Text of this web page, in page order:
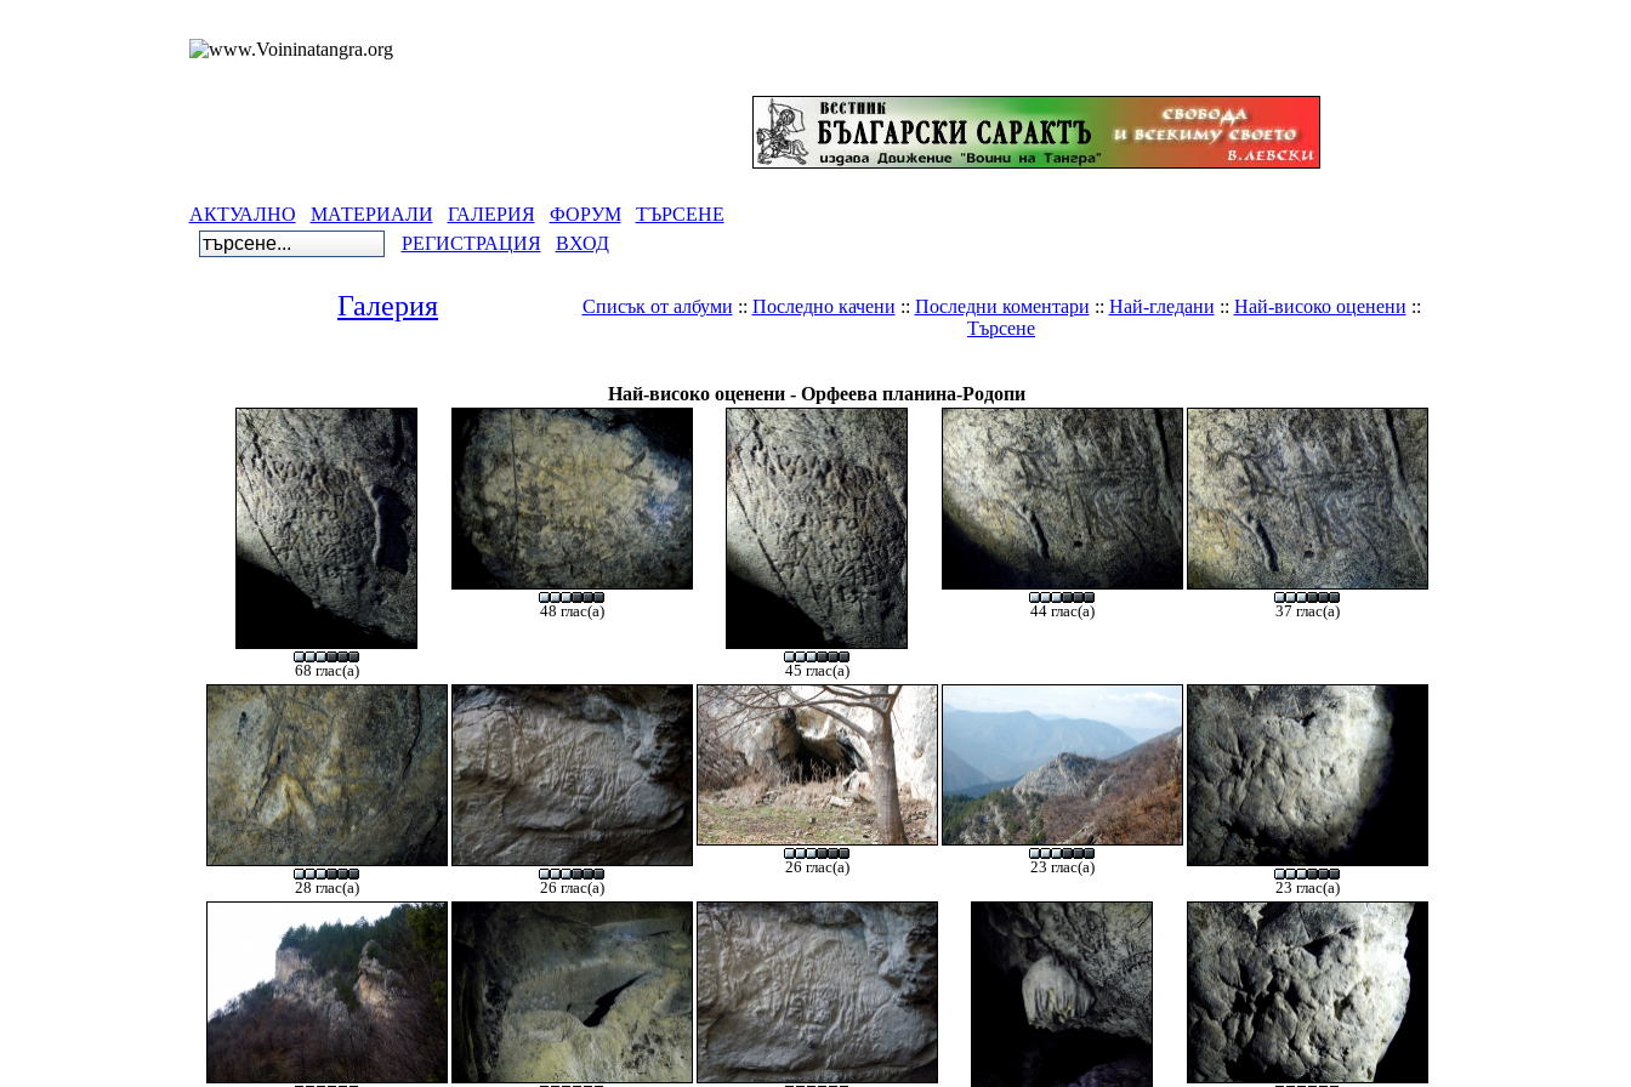
АКТУАЛНО МАТЕРИАЛИ ГАЛЕРИЯ ФОРУМ
ТЪРСЕНЕ
РЕГИСТРАЦИЯ
ВХОД
Галерия Списък от албуми :: Последно качени :: Последни коментари :: Най-гледани :: Най-високо оценени ::
Търсене
Най-високо оценени - Орфеева планина-Родопи
68 глас(а)
48 глас(а)
45 глас(а)
44 глас(а) 37 глас(а)
28 глас(а) 26 глас(а)
26 глас(а)
23 глас(а)
23 глас(а)